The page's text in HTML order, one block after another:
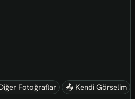
Fotoğraflar 📤 Kendi Görselim